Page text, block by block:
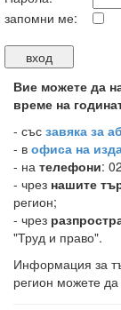
запомни ме:
Вие можете да
време на
- със завяка за
- в офиса на
- на телефони:
- чрез нашите
регион;
- чрез
"Труд и право".
Информация за
регион можете